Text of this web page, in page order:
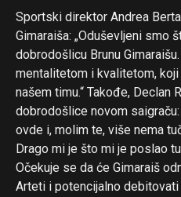
Sportski direktor Andrea
Gimaraiša: „Oduševljeni smo
dobrodošlicu Brunu
mentalitetom i kvalitetom,
našem timu.“ Takođe, Declan
dobrodošlice novom
ovde i, molim te, više nema
Drago mi je što mi je poslao
Očekuje se da će Gimaraiš
Arteti i potencijalno debitovati